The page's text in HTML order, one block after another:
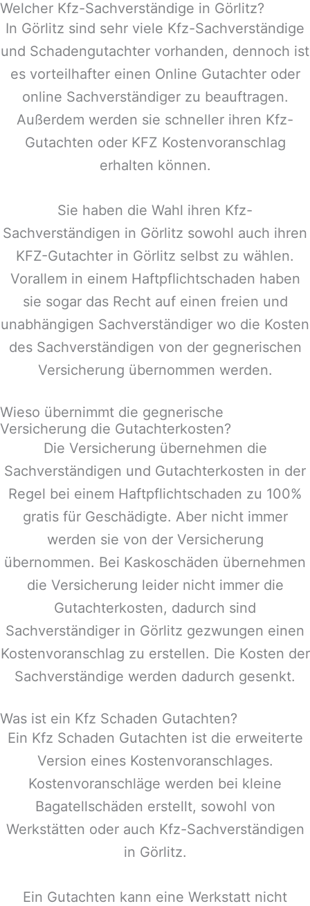
Welcher Kfz-Sachverständige in Görlitz?
In Görlitz sind sehr viele Kfz-Sachverständige
und Schadengutachter vorhanden, dennoch ist
es vorteilhafter einen Online Gutachter oder
online Sachverständiger zu beauftragen.
Außerdem werden sie schneller ihren Kfz-
Gutachten oder KFZ Kostenvoranschlag
erhalten können.
Sie haben die Wahl ihren Kfz-
Sachverständigen in Görlitz sowohl auch ihren
KFZ-Gutachter in Görlitz selbst zu wählen.
Vorallem in einem Haftpflichtschaden haben
sie sogar das Recht auf einen freien und
unabhängigen Sachverständiger wo die Kosten
des Sachverständigen von der gegnerischen
Versicherung übernommen werden.
Wieso übernimmt die gegnerische
Versicherung die Gutachterkosten?
Die Versicherung übernehmen die
Sachverständigen und Gutachterkosten in der
Regel bei einem Haftpflichtschaden zu 100%
gratis für Geschädigte. Aber nicht immer
werden sie von der Versicherung
übernommen. Bei Kaskoschäden übernehmen
die Versicherung leider nicht immer die
Gutachterkosten, dadurch sind
Sachverständiger in Görlitz gezwungen einen
Kostenvoranschlag zu erstellen. Die Kosten der
Sachverständige werden dadurch gesenkt.
Was ist ein Kfz Schaden Gutachten?
Ein Kfz Schaden Gutachten ist die erweiterte
Version eines Kostenvoranschlages.
Kostenvoranschläge werden bei kleine
Bagatellschäden erstellt, sowohl von
Werkstätten oder auch Kfz-Sachverständigen
in Görlitz.
Ein Gutachten kann eine Werkstatt nicht